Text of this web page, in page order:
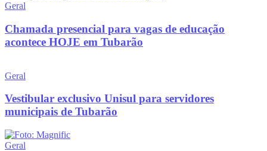
Geral
Chamada presencial para vagas de educação
acontece HOJE em Tubarão
Geral
Vestibular exclusivo Unisul para servidores
municipais de Tubarão
Geral